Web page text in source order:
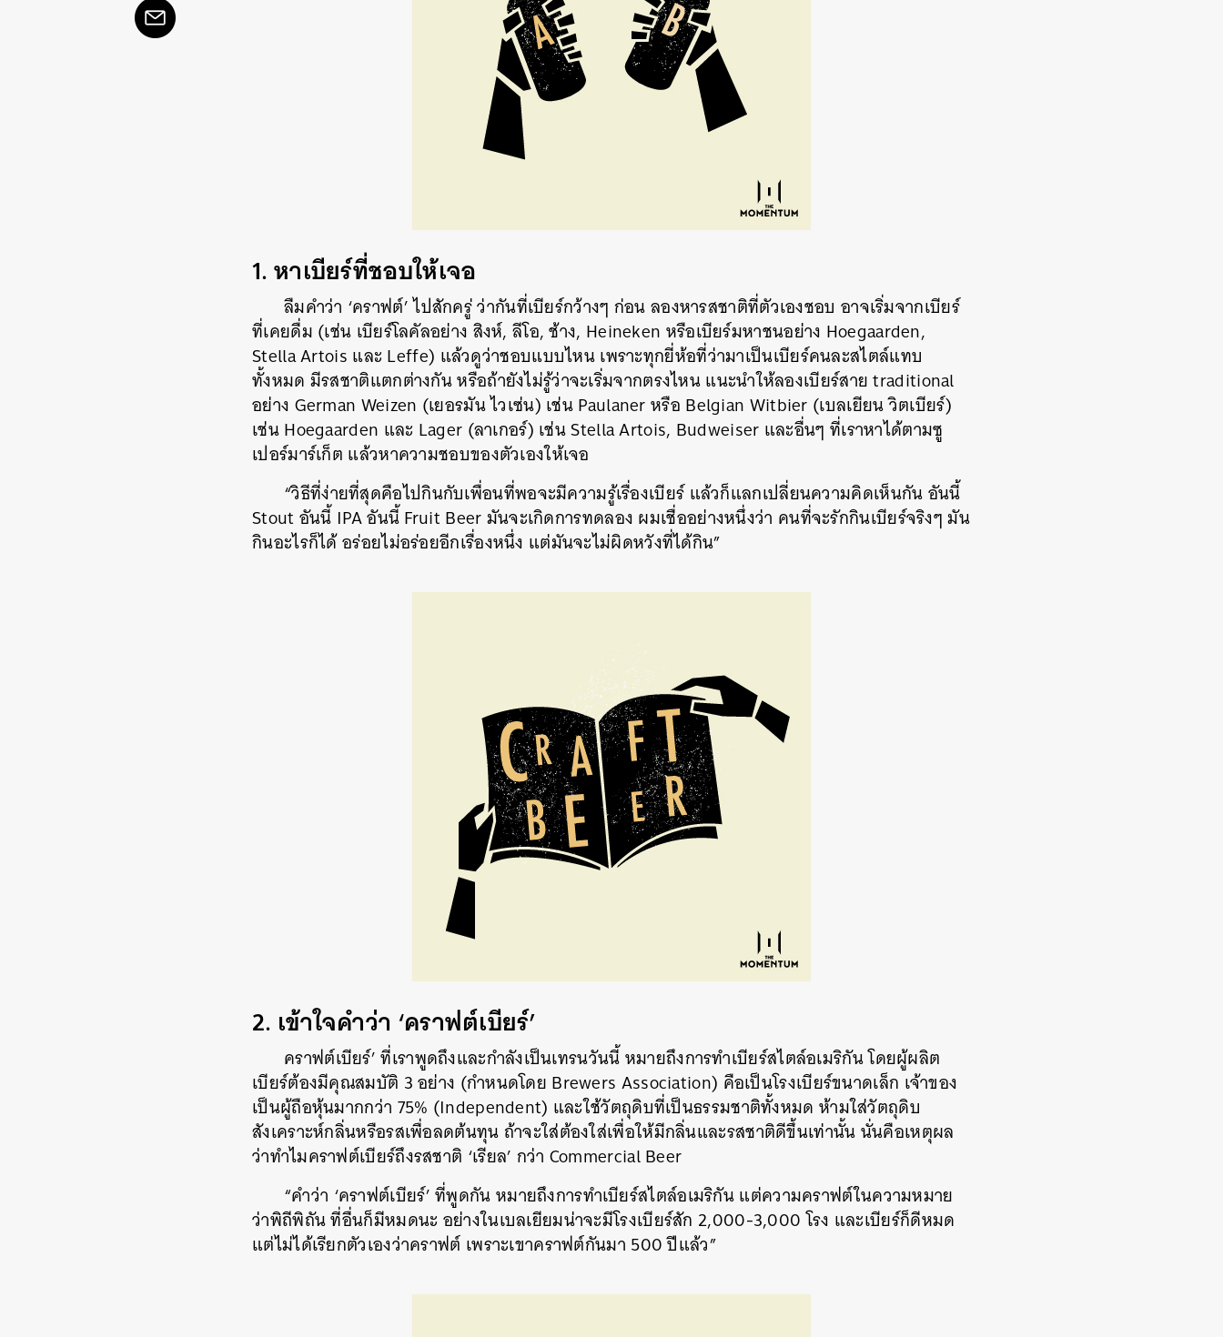
1. หาเบียร์ที่ชอบให้เจอ
ลืมคำว่า ‘คราฟต์’ ไปสักครู่ ว่ากันที่เบียร์กว้างๆ ก่อน ลองหารสชาติที่ตัวเองชอบ อาจเริ่มจากเบียร์
ที่เคยดื่ม (เช่น เบียร์โลคัลอย่าง สิงห์, ลีโอ, ช้าง, Heineken หรือเบียร์มหาชนอย่าง Hoegaarden,
Stella Artois และ Leffe) แล้วดูว่าชอบแบบไหน เพราะทุกยี่ห้อที่ว่ามาเป็นเบียร์คนละสไตล์แทบ
ทั้งหมด มีรสชาติแตกต่างกัน หรือถ้ายังไม่รู้ว่าจะเริ่มจากตรงไหน แนะนำให้ลองเบียร์สาย traditional
อย่าง German Weizen (เยอรมัน ไวเซ่น) เช่น Paulaner หรือ Belgian Witbier (เบลเยียน วิตเบียร์)
เช่น Hoegaarden และ Lager (ลาเกอร์) เช่น Stella Artois, Budweiser และอื่นๆ ที่เราหาได้ตามซู
เปอร์มาร์เก็ต แล้วหาความชอบของตัวเองให้เจอ
“วิธีที่ง่ายที่สุดคือไปกินกับเพื่อนที่พอจะมีความรู้เรื่องเบียร์ แล้วก็แลกเปลี่ยนความคิดเห็นกัน อันนี้
Stout อันนี้ IPA อันนี้ Fruit Beer มันจะเกิดการทดลอง ผมเชื่ออย่างหนึ่งว่า คนที่จะรักกินเบียร์จริงๆ มัน
กินอะไรก็ได้ อร่อยไม่อร่อยอีกเรื่องหนึ่ง แต่มันจะไม่ผิดหวังที่ได้กิน”
2. เข้าใจคำว่า ‘คราฟต์เบียร์’
คราฟต์เบียร์’ ที่เราพูดถึงและกำลังเป็นเทรนวันนี้ หมายถึงการทำเบียร์สไตล์อเมริกัน โดยผู้ผลิต
เบียร์ต้องมีคุณสมบัติ 3 อย่าง (กำหนดโดย Brewers Association) คือเป็นโรงเบียร์ขนาดเล็ก เจ้าของ
เป็นผู้ถือหุ้นมากกว่า 75% (Independent) และใช้วัตถุดิบที่เป็นธรรมชาติทั้งหมด ห้ามใส่วัตถุดิบ
สังเคราะห์กลิ่นหรือรสเพื่อลดต้นทุน ถ้าจะใส่ต้องใส่เพื่อให้มีกลิ่นและรสชาติดีขึ้นเท่านั้น นั่นคือเหตุผล
ว่าทำไมคราฟต์เบียร์ถึงรสชาติ ‘เรียล’ กว่า Commercial Beer
“คำว่า ‘คราฟต์เบียร์’ ที่พูดกัน หมายถึงการทำเบียร์สไตล์อเมริกัน แต่ความคราฟต์ในความหมาย
ว่าพิถีพิถัน ที่อื่นก็มีหมดนะ อย่างในเบลเยียมน่าจะมีโรงเบียร์สัก 2,000-3,000 โรง และเบียร์ก็ดีหมด
แต่ไม่ได้เรียกตัวเองว่าคราฟต์ เพราะเขาคราฟต์กันมา 500 ปีแล้ว”